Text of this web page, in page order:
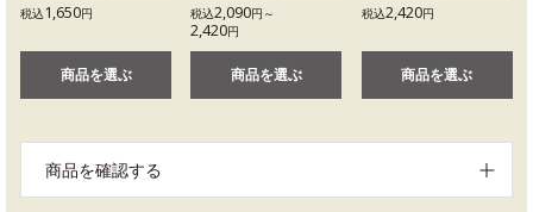
税込1,650円
商品を選ぶ
税込2,090円～
2,420円
商品を選ぶ
税込2,420円
商品を選ぶ
商品を確認する